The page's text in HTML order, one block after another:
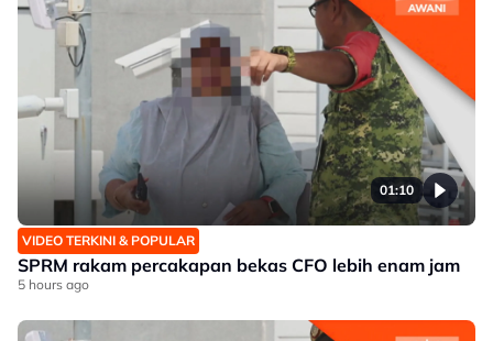
01:10
VIDEO TERKINI & POPULAR
SPRM rakam percakapan bekas CFO lebih enam jam
5 hours ago